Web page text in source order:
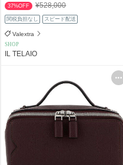
37%OFF ¥528,000
関税負担なし スピード配送
Valextra
SHOP
IL TELAIO